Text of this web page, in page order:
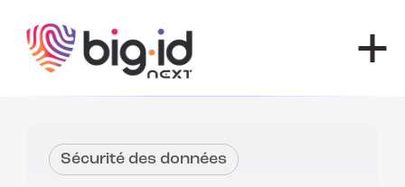
Sécurité des données